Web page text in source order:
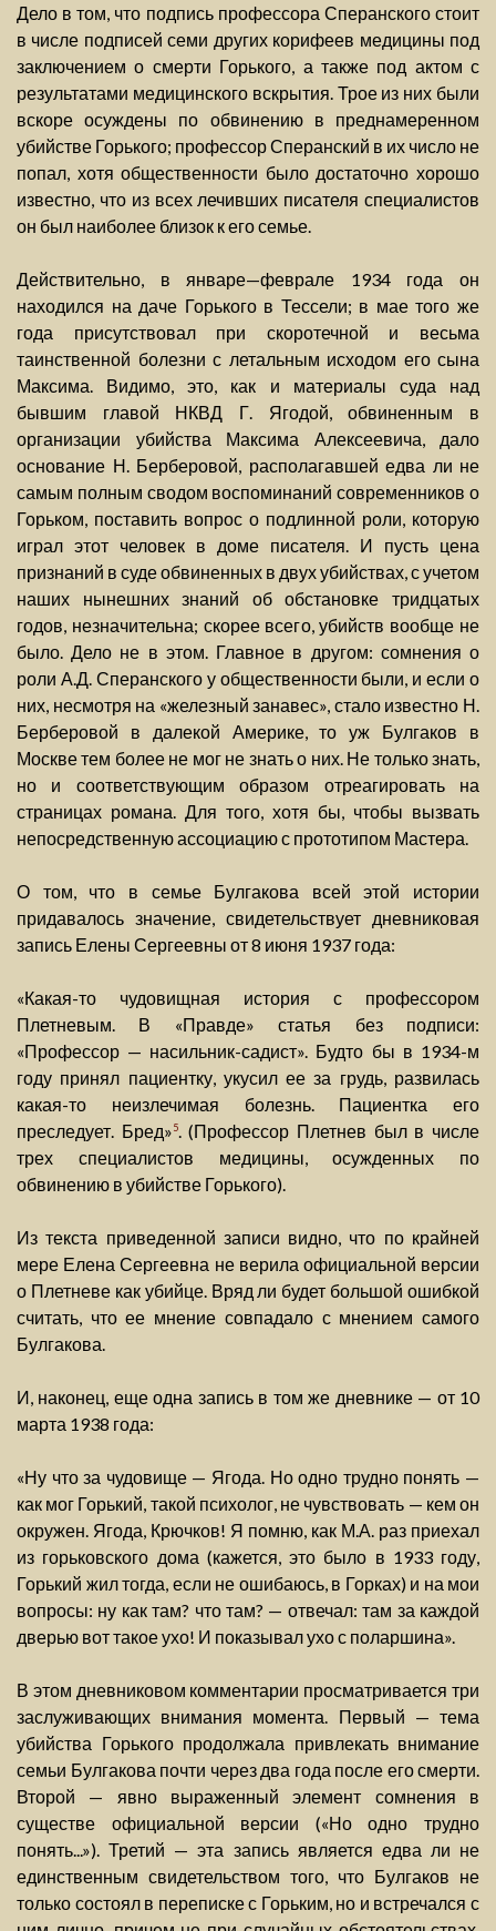
Дело в том, что подпись профессора Сперанского стоит
в числе подписей семи других корифеев медицины под
заключением о смерти Горького, а также под актом с
результатами медицинского вскрытия. Трое из них были
вскоре осуждены по обвинению в преднамеренном
убийстве Горького; профессор Сперанский в их число не
попал, хотя общественности было достаточно хорошо
известно, что из всех лечивших писателя специалистов
он был наиболее близок к его семье.
Действительно, в январе—феврале 1934 года он
находился на даче Горького в Тессели; в мае того же
года присутствовал при скоротечной и весьма
таинственной болезни с летальным исходом его сына
Максима. Видимо, это, как и материалы суда над
бывшим главой НКВД Г. Ягодой, обвиненным в
организации убийства Максима Алексеевича, дало
основание Н. Берберовой, располагавшей едва ли не
самым полным сводом воспоминаний современников о
Горьком, поставить вопрос о подлинной роли, которую
играл этот человек в доме писателя. И пусть цена
признаний в суде обвиненных в двух убийствах, с учетом
наших нынешних знаний об обстановке тридцатых
годов, незначительна; скорее всего, убийств вообще не
было. Дело не в этом. Главное в другом: сомнения о
роли А.Д. Сперанского у общественности были, и если о
них, несмотря на «железный занавес», стало известно Н.
Берберовой в далекой Америке, то уж Булгаков в
Москве тем более не мог не знать о них. Не только знать,
но и соответствующим образом отреагировать на
страницах романа. Для того, хотя бы, чтобы вызвать
непосредственную ассоциацию с прототипом Мастера.
О том, что в семье Булгакова всей этой истории
придавалось значение, свидетельствует дневниковая
запись Елены Сергеевны от 8 июня 1937 года:
«Какая-то чудовищная история с профессором
Плетневым. В «Правде» статья без подписи:
«Профессор — насильник-садист». Будто бы в 1934-м
году принял пациентку, укусил ее за грудь, развилась
какая-то неизлечимая болезнь. Пациентка его
преследует. Бред»5. (Профессор Плетнев был в числе
трех специалистов медицины, осужденных по
обвинению в убийстве Горького).
Из текста приведенной записи видно, что по крайней
мере Елена Сергеевна не верила официальной версии
о Плетневе как убийце. Вряд ли будет большой ошибкой
считать, что ее мнение совпадало с мнением самого
Булгакова.
И, наконец, еще одна запись в том же дневнике — от 10
марта 1938 года:
«Ну что за чудовище — Ягода. Но одно трудно понять —
как мог Горький, такой психолог, не чувствовать — кем он
окружен. Ягода, Крючков! Я помню, как М.А. раз приехал
из горьковского дома (кажется, это было в 1933 году,
Горький жил тогда, если не ошибаюсь, в Горках) и на мои
вопросы: ну как там? что там? — отвечал: там за каждой
дверью вот такое ухо! И показывал ухо с поларшина».
В этом дневниковом комментарии просматривается три
заслуживающих внимания момента. Первый — тема
убийства Горького продолжала привлекать внимание
семьи Булгакова почти через два года после его смерти.
Второй — явно выраженный элемент сомнения в
существе официальной версии («Но одно трудно
понять...»). Третий — эта запись является едва ли не
единственным свидетельством того, что Булгаков не
только состоял в переписке с Горьким, но и встречался с